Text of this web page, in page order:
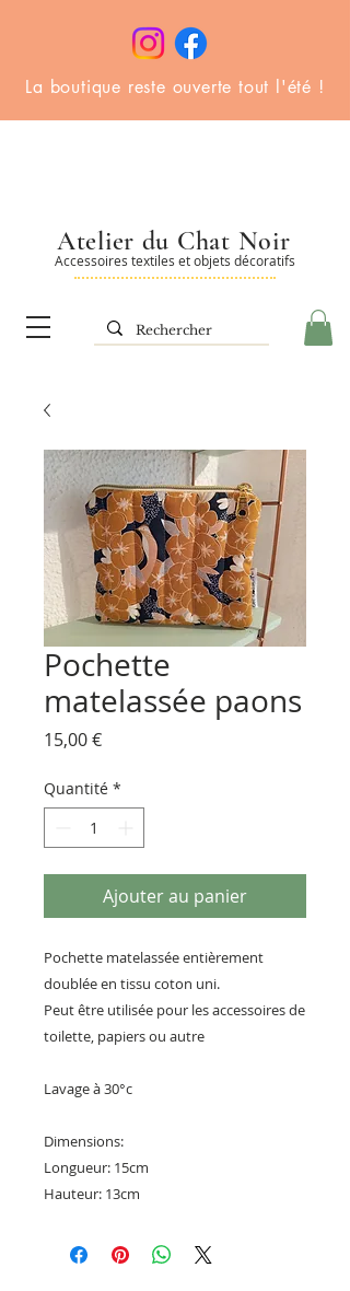
La boutique reste ouverte tout l'été !
Accessoires textiles et objets décoratifs
Atelier du Chat Noir
Pochette
matelassée paons
15,00 €Prix
Quantité *
Ajouter au panier
Pochette matelassée entièrement
doublée en tissu coton uni.
Peut être utilisée pour les accessoires de
toilette, papiers ou autre
Lavage à 30°c
Dimensions:
Longueur: 15cm
Hauteur: 13cm